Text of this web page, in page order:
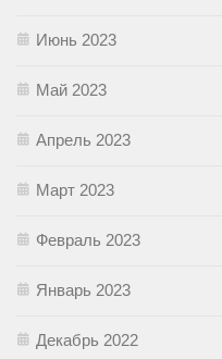
Июнь 2023
Май 2023
Апрель 2023
Март 2023
Февраль 2023
Январь 2023
Декабрь 2022